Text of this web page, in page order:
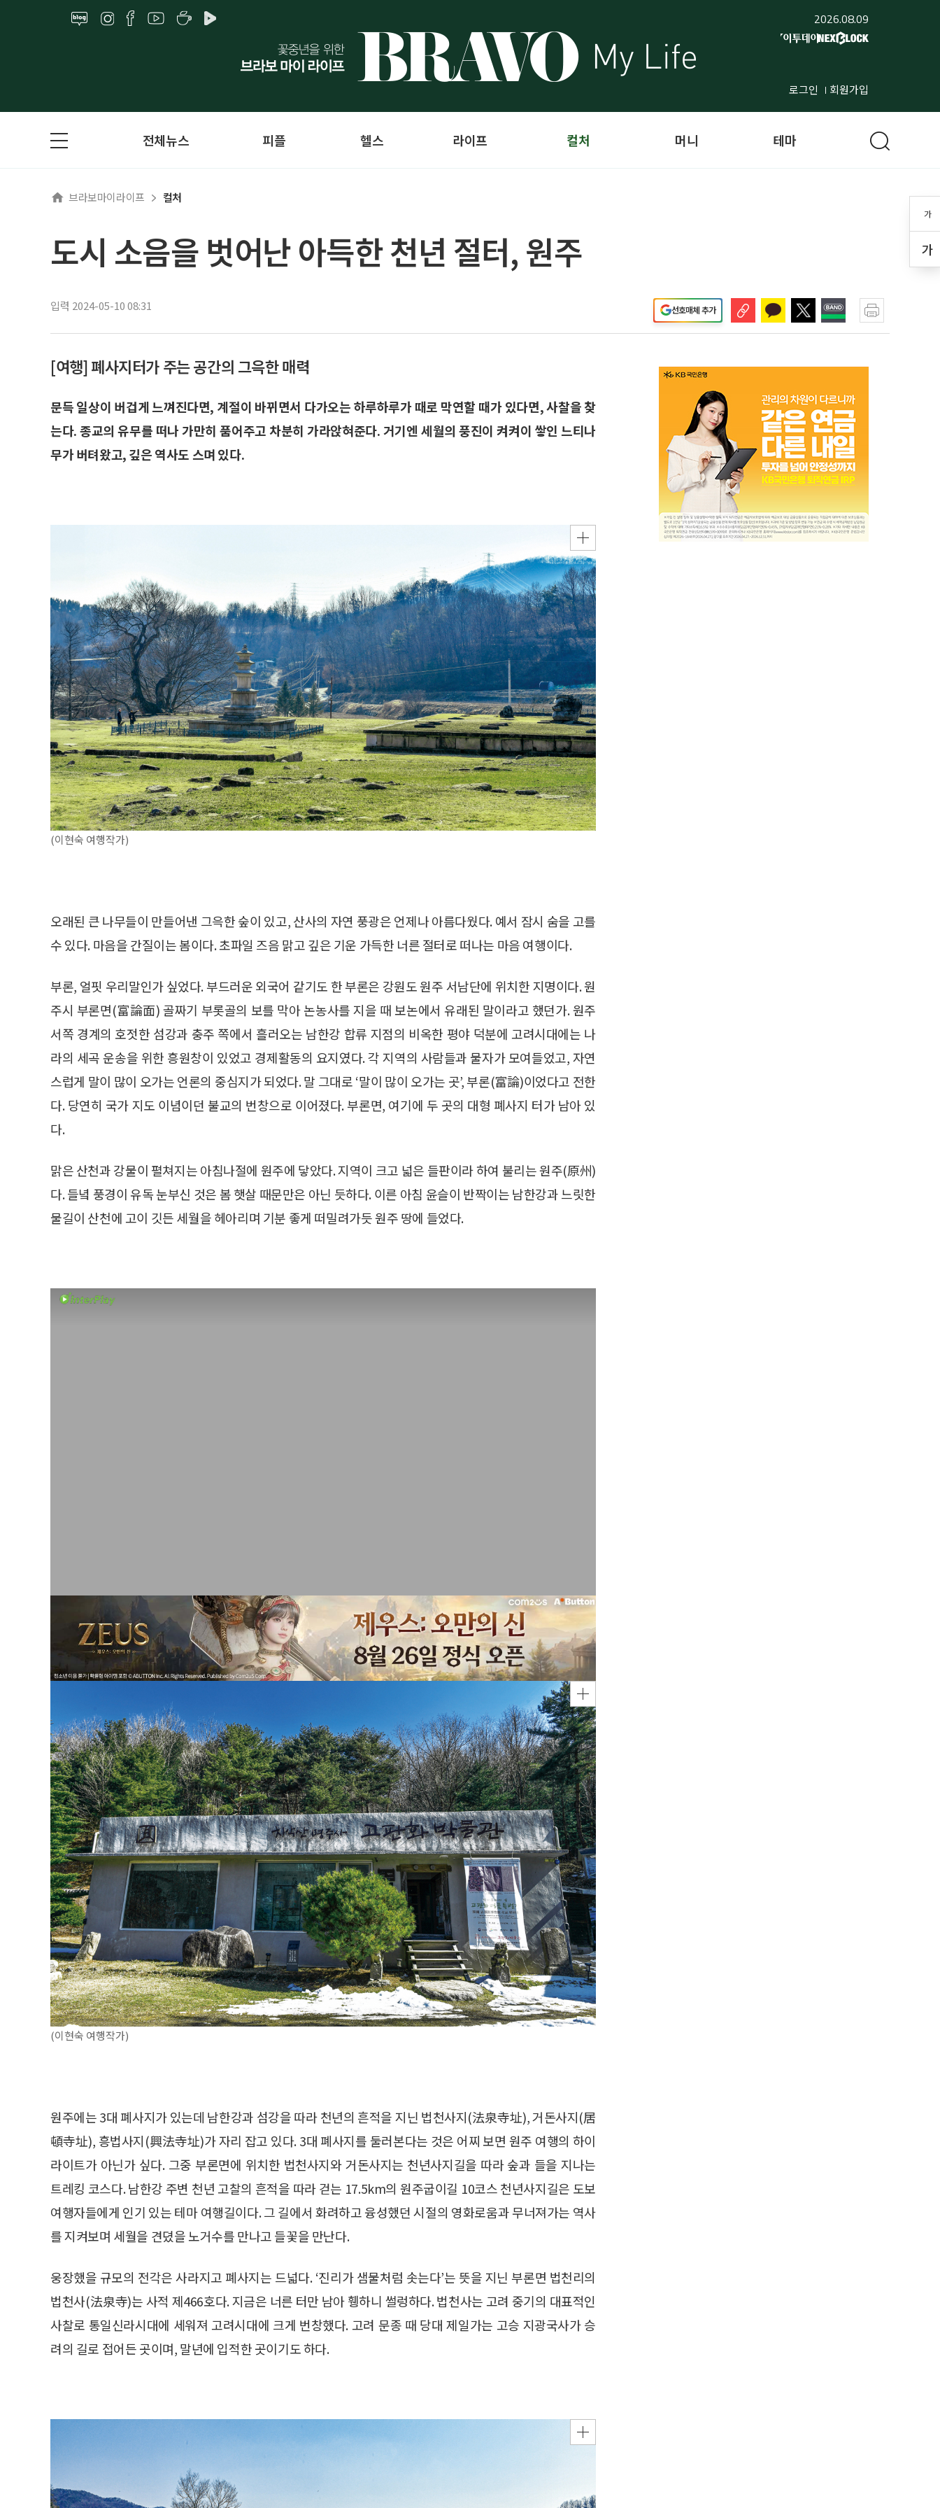
2026.08.09
로그인 회원가입
가
가
전체뉴스 피플 헬스 라이프 컬처 머니 테마
브라보마이라이프 컬처
도시 소음을 벗어난 아득한 천년 절터, 원주
입력 2024-05-10 08:31 선호매체 추가
[여행] 폐사지터가 주는 공간의 그윽한 매력
문득 일상이 버겁게 느껴진다면, 계절이 바뀌면서 다가오는 하루하루가 때로 막연할 때가 있다면, 사찰을 찾
는다. 종교의 유무를 떠나 가만히 품어주고 차분히 가라앉혀준다. 거기엔 세월의 풍진이 켜켜이 쌓인 느티나
무가 버텨왔고, 깊은 역사도 스며 있다.
(이현숙 여행작가)
오래된 큰 나무들이 만들어낸 그윽한 숲이 있고, 산사의 자연 풍광은 언제나 아름다웠다. 예서 잠시 숨을 고를
수 있다. 마음을 간질이는 봄이다. 초파일 즈음 맑고 깊은 기운 가득한 너른 절터로 떠나는 마음 여행이다.
부론, 얼핏 우리말인가 싶었다. 부드러운 외국어 같기도 한 부론은 강원도 원주 서남단에 위치한 지명이다. 원
주시 부론면(富論面) 골짜기 부롯골의 보를 막아 논농사를 지을 때 보논에서 유래된 말이라고 했던가. 원주
서쪽 경계의 호젓한 섬강과 충주 쪽에서 흘러오는 남한강 합류 지점의 비옥한 평야 덕분에 고려시대에는 나
라의 세곡 운송을 위한 흥원창이 있었고 경제활동의 요지였다. 각 지역의 사람들과 물자가 모여들었고, 자연
스럽게 말이 많이 오가는 언론의 중심지가 되었다. 말 그대로 ‘말이 많이 오가는 곳’, 부론(富論)이었다고 전한
다. 당연히 국가 지도 이념이던 불교의 번창으로 이어졌다. 부론면, 여기에 두 곳의 대형 폐사지 터가 남아 있
다.
맑은 산천과 강물이 펼쳐지는 아침나절에 원주에 닿았다. 지역이 크고 넓은 들판이라 하여 불리는 원주(原州)
다. 들녘 풍경이 유독 눈부신 것은 봄 햇살 때문만은 아닌 듯하다. 이른 아침 윤슬이 반짝이는 남한강과 느릿한
물길이 산천에 고이 깃든 세월을 헤아리며 기분 좋게 떠밀려가듯 원주 땅에 들었다.
(이현숙 여행작가)
원주에는 3대 폐사지가 있는데 남한강과 섬강을 따라 천년의 흔적을 지닌 법천사지(法泉寺址), 거돈사지(居
頓寺址), 흥법사지(興法寺址)가 자리 잡고 있다. 3대 폐사지를 둘러본다는 것은 어찌 보면 원주 여행의 하이
라이트가 아닌가 싶다. 그중 부론면에 위치한 법천사지와 거돈사지는 천년사지길을 따라 숲과 들을 지나는
트레킹 코스다. 남한강 주변 천년 고찰의 흔적을 따라 걷는 17.5km의 원주굽이길 10코스 천년사지길은 도보
여행자들에게 인기 있는 테마 여행길이다. 그 길에서 화려하고 융성했던 시절의 영화로움과 무너져가는 역사
를 지켜보며 세월을 견뎠을 노거수를 만나고 들꽃을 만난다.
웅장했을 규모의 전각은 사라지고 폐사지는 드넓다. ‘진리가 샘물처럼 솟는다’는 뜻을 지닌 부론면 법천리의
법천사(法泉寺)는 사적 제466호다. 지금은 너른 터만 남아 휑하니 썰렁하다. 법천사는 고려 중기의 대표적인
사찰로 통일신라시대에 세워져 고려시대에 크게 번창했다. 고려 문종 때 당대 제일가는 고승 지광국사가 승
려의 길로 접어든 곳이며, 말년에 입적한 곳이기도 하다.